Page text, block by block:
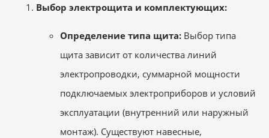
Выбор электрощита и комплектующих:
Определение типа щита: Выбор типа
щита зависит от количества линий
электропроводки, суммарной мощности
подключаемых электроприборов и условий
эксплуатации (внутренний или наружный
монтаж). Существуют навесные,